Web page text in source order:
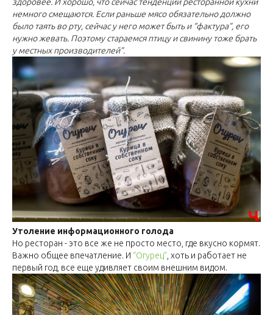
немного смещаются. Если раньше мясо обязательно должно
было таять во рту, сейчас у него может быть и “фактура”, его
нужно жевать. Поэтому стараемся птицу и свинину тоже брать
у местных производителей”.
Утоление информационного голода
Но ресторан - это все же не просто место, где вкусно кормят.
Важно общее впечатление. И “Огурец” , хоть и работает не
первый год, все еще удивляет своим внешним видом.